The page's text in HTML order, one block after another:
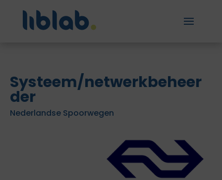
Systeem/netwerkbeheer
der
Nederlandse Spoorwegen